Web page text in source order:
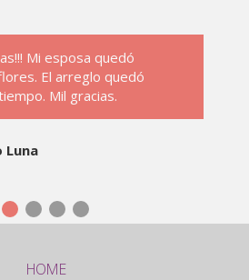
Mi esposa quedó
El arreglo quedó
Mil gracias.
Luna
HOME